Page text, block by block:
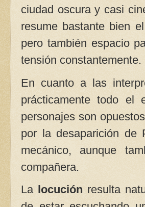
ciudad oscura y casi
resume bastante bien
pero también espacio
tensión constantemente.
En cuanto a las
prácticamente todo el
personajes son
por la desaparición de
mecánico, aunque
compañera.
La locución resulta